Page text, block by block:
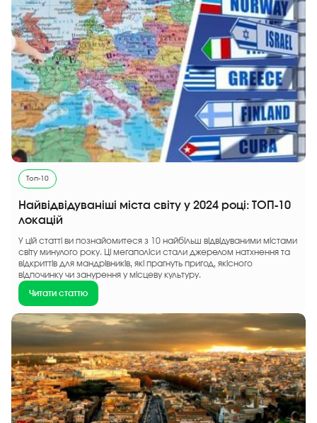
Топ-10
Найвідвідуваніші міста світу у 2024 році: ТОП-10
локацій
У цій статті ви познайомитеся з 10 найбільш відвідуваними містами
світу минулого року. Ці мегаполіси стали джерелом натхнення та
відкриттів для мандрівників, які прагнуть пригод, якісного
відпочинку чи занурення у місцеву культуру.
Читати статтю